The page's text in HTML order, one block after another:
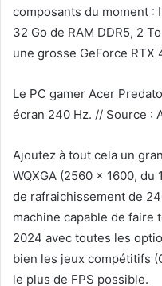
composants du moment :
32 Go de RAM DDR5, 2
une grosse GeForce RTX
Le PC gamer Acer
écran 240 Hz. // Source :
Ajoutez à tout cela un
WQXGA (2560 x 1600,
de rafraichissement de
machine capable de faire
2024 avec toutes les
bien les jeux compétitifs
le plus de FPS possible.